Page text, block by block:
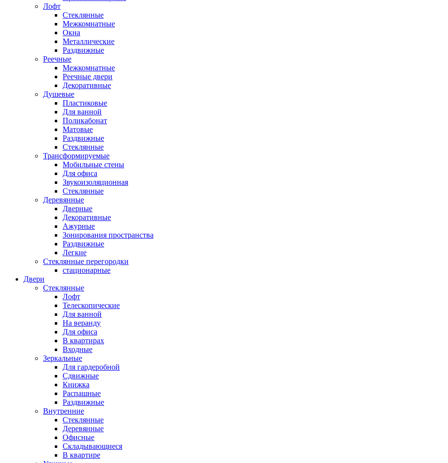
Лофт
Стеклянные
Межкомнатные
Окна
Металлические
Раздвижные
Реечные
Межкомнатные
Реечные двери
Декоративные
Душевые
Пластиковые
Для ванной
Поликабонат
Матовые
Раздвижные
Стеклянные
Трансформируемые
Мобильные стены
Для офиса
Звукоизоляционная
Стеклянные
Деревянные
Дверные
Декоративные
Ажурные
Зонирования пространства
Раздвижные
Легкие
Стеклянные перегородки
стационарные
Двери
Стеклянные
Лофт
Телескопические
Для ванной
На веранду
Для офиса
В квартирах
Входные
Зеркальные
Для гардеробной
Сдвижные
Книжка
Распашные
Раздвижные
Внутренние
Стеклянные
Деревянные
Офисные
Складывающиеся
В квартире